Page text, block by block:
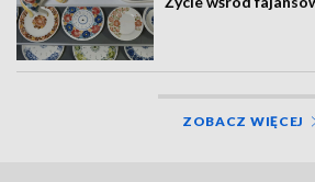
ZOBACZ WIĘCEJ